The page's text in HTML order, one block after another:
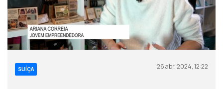
SUÍÇA 26 abr, 2024, 12:22